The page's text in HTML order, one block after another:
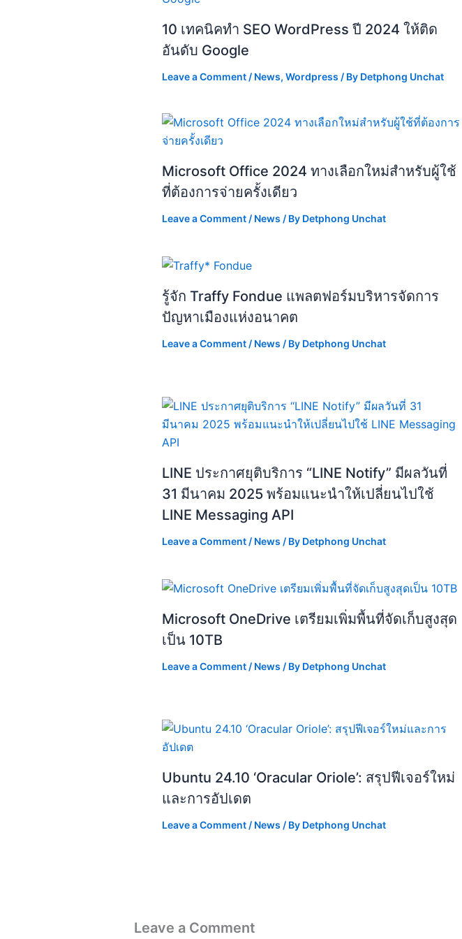
10 เทคนิคทำ SEO WordPress ปี 2024 ให้ติด
อันดับ Google
Leave a Comment / News, Wordpress / By Detphong Unchat
Microsoft Office 2024 ทางเลือกใหม่สำหรับผู้ใช้
ที่ต้องการจ่ายครั้งเดียว
Leave a Comment / News / By Detphong Unchat
รู้จัก Traffy Fondue แพลตฟอร์มบริหารจัดการ
ปัญหาเมืองแห่งอนาคต
Leave a Comment / News / By Detphong Unchat
LINE ประกาศยุติบริการ “LINE Notify” มีผลวันที่
31 มีนาคม 2025 พร้อมแนะนำให้เปลี่ยนไปใช้
LINE Messaging API
Leave a Comment / News / By Detphong Unchat
Microsoft OneDrive เตรียมเพิ่มพื้นที่จัดเก็บสูงสุด
เป็น 10TB
Leave a Comment / News / By Detphong Unchat
Ubuntu 24.10 ‘Oracular Oriole’: สรุปฟีเจอร์ใหม่
และการอัปเดต
Leave a Comment / News / By Detphong Unchat
Leave a Comment